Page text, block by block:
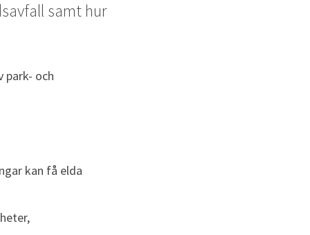
samt hur
park- och
kan få elda